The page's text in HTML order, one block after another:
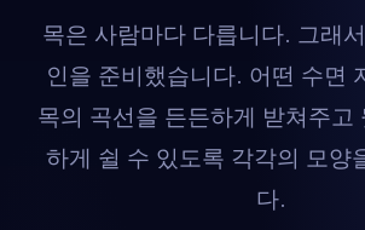
목은 사람마다 다릅니다. 그래
인을 준비했습니다. 어떤 수면
목의 곡선을 든든하게 받쳐주고
하게 쉴 수 있도록 각각의 모양
다.